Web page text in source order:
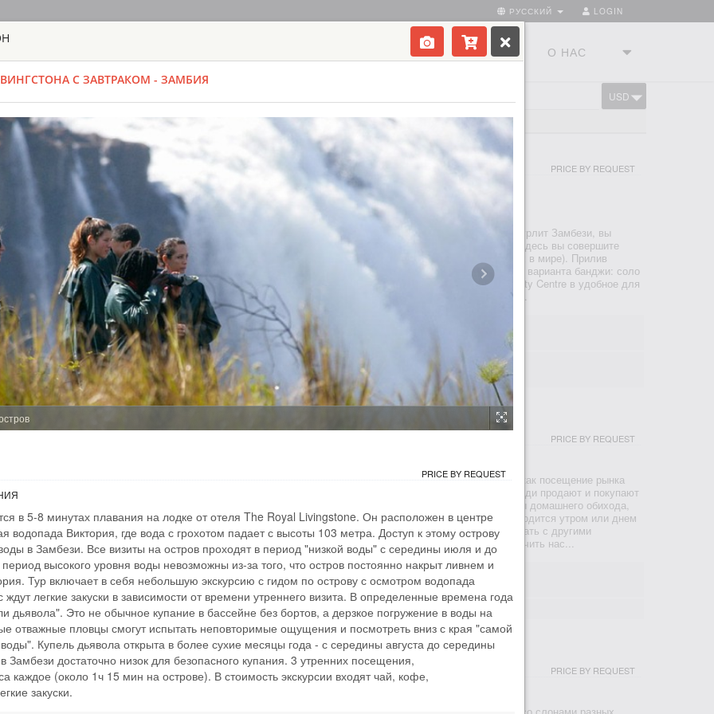
LOGIN
РУССКИЙ
ТУРСТУДИЯ О НАС
USD
ЗАМБИЯ
BUNGI JUMP СО СТОРОНЫ ЗАМБИИ
PRICE BY REQUEST
ЗАМБИЯ - ЛИВИНГСТОН
ЭКСКУРСИИ И РАЗВЛЕЧЕНИЯ
Когда позади вас водопад Виктория, а под мостом бурлит Замбези, вы
поймете, что этот банджи-джамп будет особенным. Здесь вы совершите
прыжок с высоты 111 метров (один из самых высоких в мире). Прилив
адреналина будет дикий, как река Замбези. Есть два варианта банджи: соло
или тандем с партнером. Мы встретимся в Day Activity Centre в удобное для
вас время (не забудьте взять паспорт!), прогуляемс...
Time From: 07:00; 07:30; 08:00; 08:30... 17:00
Duration: 01h 00m
People: min 1 - max 35
Age: from 14
PRICE BY REQUEST
Ничто не передает местный колорит так же хорошо, как посещение рынка
Дамбва. Вы своими глазами увидите как местные люди продают и покупают
традиционные продукты питания, основные предметы домашнего обихода,
ткани и даже скот. Экскурсия длится 2,5 часа и проводится утром или днем
на ваш выбор. Посещение рынка можно скомбинировать с другими
историческими или культурными экскурсиями и получить нас...
Time From: 08:00; 13:00
Duration: 02h 30m
People: min 2 - max 35
ЗНАКОМСТВО СО СЛОНАМИ - ЗАМБИЯ
PRICE BY REQUEST
С ЗАВТРАКОМ - ЗАМБИЯ
PRICE BY REQUEST
в 5-8 минутах плавания на лодке от отеля The Royal Livingstone. Он расположен в центре
водопада Виктория, где вода с грохотом падает с высоты 103 метра. Доступ к этому острову
в Замбези. Все визиты на остров проходят в период "низкой воды" с середины июля и до
высокого уровня воды невозможны из-за того, что остров постоянно накрыт ливнем и
Тур включает в себя небольшую экскурсию с гидом по острову с осмотром водопада
ждут легкие закуски в зависимости от времени утреннего визита. В определенные времена года
дьявола". Это не обычное купание в бассейне без бортов, а дерзкое погружение в воды на
отважные пловцы смогут испытать неповторимые ощущения и посмотреть вниз с края "самой
Купель дьявола открыта в более сухие месяцы года - с середины августа до середины
Замбези достаточно низок для безопасного купания. 3 утренних посещения,
каждое (около 1ч 15 мин на острове). В стоимость экскурсии входят чай, кофе,
закуски.